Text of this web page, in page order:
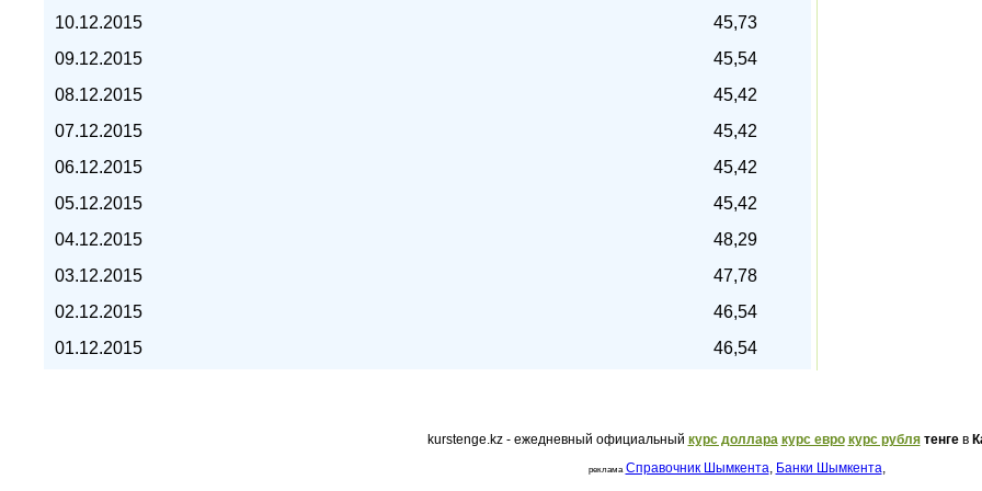
курс евро, курс рубля -
10.12.2015
45,73
09.12.2015
45,54
08.12.2015
45,42
07.12.2015
45,42
06.12.2015
45,42
05.12.2015
45,42
04.12.2015
48,29
03.12.2015
47,78
02.12.2015
46,54
01.12.2015
46,54
kurstenge.kz - ежедневный официальный курс доллара курс евро курс рубля тенгев
реклама Справочник Шымкента, Банки Шымкента,